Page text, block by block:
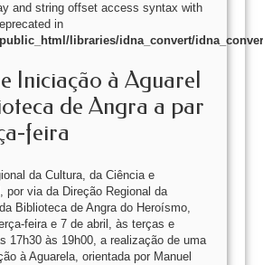
and string offset access syntax with
in
libraries/idna_convert/
Iniciação à Aguarel
de Angra a par
feira
da Cultura, da Ciência e
por via da Direção Regional da
Biblioteca de Angra do Heroísmo,
feira e 7 de abril, às terças e
17h30 às 19h00, a realização de uma
à Aguarela, orientada por Manuel